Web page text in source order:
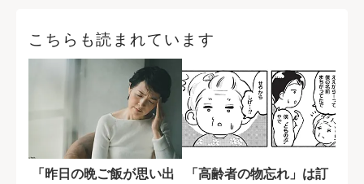
こちらも読まれています
「昨日の晩ご飯が思い出
「高齢者の物忘れ」は訂